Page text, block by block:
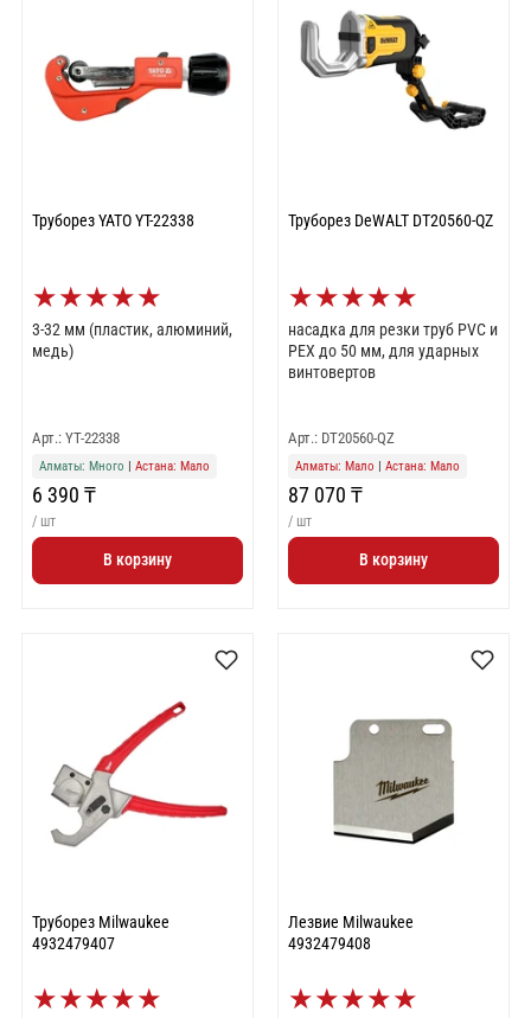
Труборез YATO YT-22338
★★★★★
3-32 мм (пластик, алюминий,
медь)
Арт.: YT-22338
Алматы: Много | Астана: Мало
6 390 ₸
/ шт
В корзину
Труборез DeWALT DT20560-QZ
★★★★★
насадка для резки труб PVC и
PEX до 50 мм, для ударных
винтовертов
Арт.: DT20560-QZ
Алматы: Мало | Астана: Мало
87 070 ₸
/ шт
В корзину
Труборез Milwaukee
4932479407
★★★★★
Лезвие Milwaukee
4932479408
★★★★★